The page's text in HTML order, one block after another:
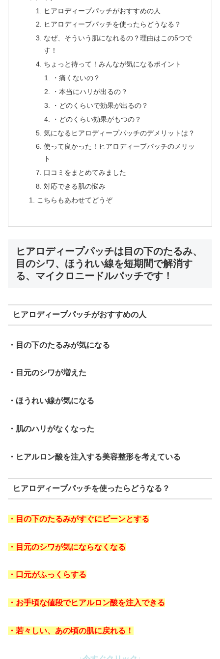
ヒアロディープパッチがおすすめの人
ヒアロディープパッチを使ったらどうなる？
なぜ、そういう肌になれるの？理由はこの5つで
す！
ちょっと待って！みんなが気になるポイント
・痛くないの？
・本当にハリが出るの？
・どのくらいで効果が出るの？
・どのくらい効果がもつの？
気になるヒアロディープパッチのデメリットは？
使って良かった！ヒアロディープパッチのメリッ
ト
口コミをまとめてみました
対応できる肌の悩み
こちらもあわせてどうぞ
ヒアロディープパッチは目の下のたるみ、
目のシワ、ほうれい線を短期間で解消す
る、マイクロニードルパッチです！
ヒアロディープパッチがおすすめの人
・目の下のたるみが気になる
・目元のシワが増えた
・ほうれい線が気になる
・肌のハリがなくなった
・ヒアルロン酸を注入する美容整形を考えている
ヒアロディープパッチを使ったらどうなる？
・目の下のたるみがすぐにピーンとする
・目元のシワが気にならなくなる
・口元がふっくらする
・お手頃な値段でヒアルロン酸を注入できる
・若々しい、あの頃の肌に戻れる！